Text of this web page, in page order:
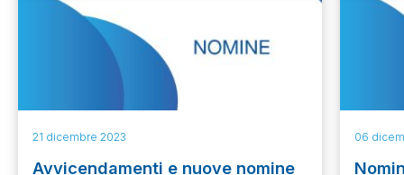
21 dicembre 2023
Avvicendamenti e nuove nomine
06